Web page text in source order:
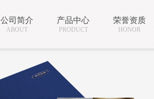
公司简介
ABOUT
产品中心
PRODUCT
荣誉资质
HONOR